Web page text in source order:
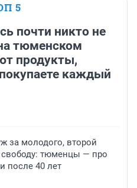
5
почти никто не
тюменском
продукты,
каждый
за молодого, второй
свободу: тюменцы — про
после 40 лет